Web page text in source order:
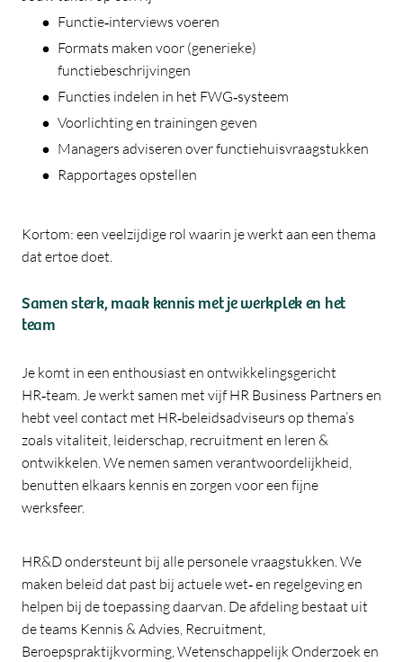
Functie‑interviews voeren
Formats maken voor (generieke)
functiebeschrijvingen
Functies indelen in het FWG‑systeem
Voorlichting en trainingen geven
Managers adviseren over functiehuisvraagstukken
Rapportages opstellen
Kortom: een veelzijdige rol waarin je werkt aan een thema
dat ertoe doet.
Samen sterk, maak kennis met je werkplek en het
team
Je komt in een enthousiast en ontwikkelingsgericht
HR‑team. Je werkt samen met vijf HR Business Partners en
hebt veel contact met HR‑beleidsadviseurs op thema’s
zoals vitaliteit, leiderschap, recruitment en leren &
ontwikkelen. We nemen samen verantwoordelijkheid,
benutten elkaars kennis en zorgen voor een fijne
werksfeer.
HR&D ondersteunt bij alle personele vraagstukken. We
maken beleid dat past bij actuele wet‑ en regelgeving en
helpen bij de toepassing daarvan. De afdeling bestaat uit
de teams Kennis & Advies, Recruitment,
Beroepspraktijkvorming, Wetenschappelijk Onderzoek en